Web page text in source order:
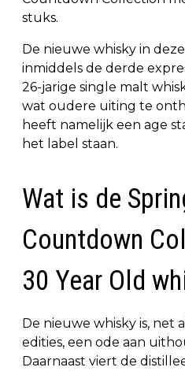
stuks.
De nieuwe whisky in
inmiddels de derde
26-jarige single malt
wat oudere uiting te
heeft namelijk een age
het label staan.
Wat is de
Countdown
30 Year Old
De nieuwe whisky is, net
edities, een ode aan
Daarnaast viert de